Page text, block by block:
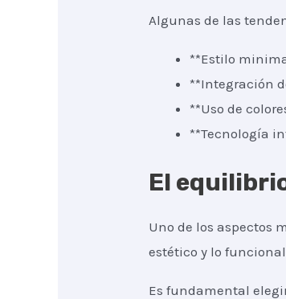
Algunas de las
**Estilo
**Integración
**Uso de
**Tecnología
El
Uno de los aspectos
estético y lo
Es fundamental